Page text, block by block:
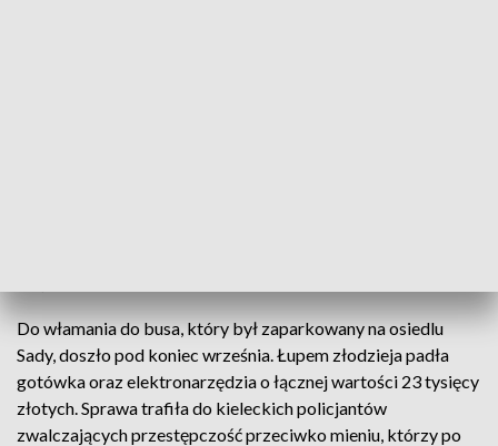
Do włamania do busa, który był zaparkowany na osiedlu
Sady, doszło pod koniec września. Łupem złodzieja padła
gotówka oraz elektronarzędzia o łącznej wartości 23 tysięcy
złotych. Sprawa trafiła do kieleckich policjantów
zwalczających przestępczość przeciwko mieniu, którzy po